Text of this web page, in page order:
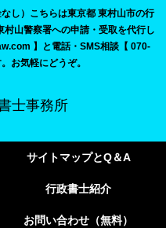
し）こちらは東京都 東村山市の行
山警察署への申請・受取を代行し
】と電話・SMS相談【 070-
お気軽にどうぞ。
士事務所
サイトマップとQ＆A
行政書士紹介
お問い合わせ（無料）